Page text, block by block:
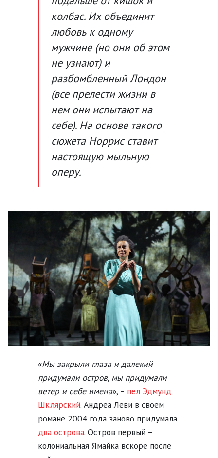
колбас. Их объединит
любовь к одному
мужчине (но они об этом
не узнают) и
разбомбленный Лондон
(все прелести жизни в
нем они испытают на
себе). На основе такого
сюжета Норрис ставит
настоящую мыльную
оперу.
«Мы закрыли глаза и далекий
придумали остров, мы придумали
ветер и себе имена», – пел Эдмунд
Шклярский. Андреа Леви в своем
романе 2004 года заново придумала
два острова. Остров первый –
колониальная Ямайка вскоре после